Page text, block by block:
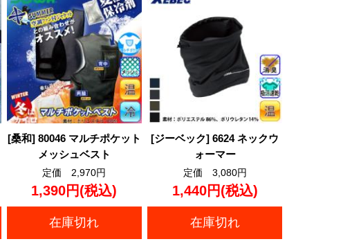
[桑和] 80046 マルチポケット
メッシュベスト
定価 2,970円
1,390円(税込)
在庫切れ
[ジーベック] 6624 ネックウ
ォーマー
定価 3,080円
1,440円(税込)
在庫切れ